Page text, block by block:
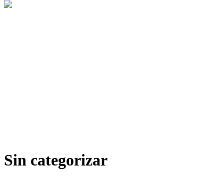
Sin categorizar